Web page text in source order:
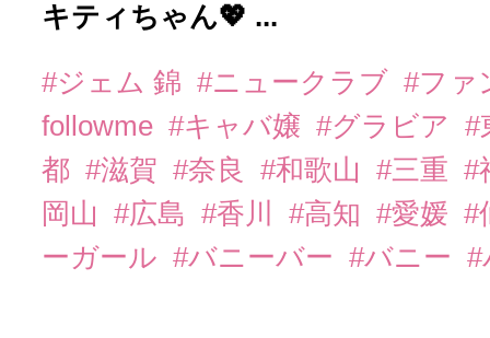
キティちゃん💖 ...
#ジェム 錦 #ニュークラブ #ファ
followme #キャバ嬢 #グラビア
#
都 #滋賀 #奈良 #和歌山 #三重 #
岡山
#広島 #香川 #高知 #愛媛 #
ーガール #バニーバー #バニー #